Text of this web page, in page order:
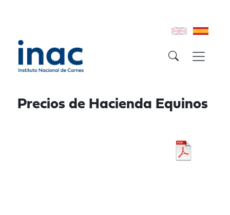
Precios de Hacienda Equinos